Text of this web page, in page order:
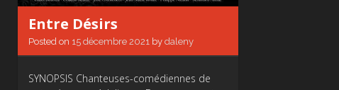
Entre Désirs
Posted on 15 décembre 2021 by daleny
SYNOPSIS Chanteuses-comédiennes de